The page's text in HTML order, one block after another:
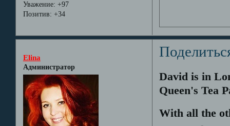
Уважение: +97
Позитив: +34
Elina
Администратор
David is in
Queen's Tea
With all the